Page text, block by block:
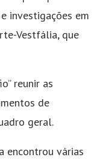
investigações em
Vestfália, que
reunir as
de
geral.
encontrou várias